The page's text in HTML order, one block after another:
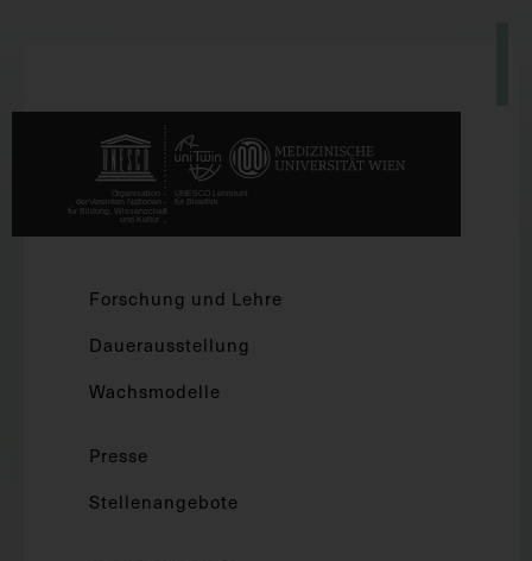
Forschung und Lehre
Dauerausstellung
Wachsmodelle
Presse
Stellenangebote